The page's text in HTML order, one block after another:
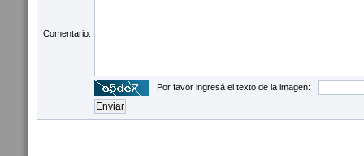
Comentario:
Por favor ingresá el texto de la imagen: